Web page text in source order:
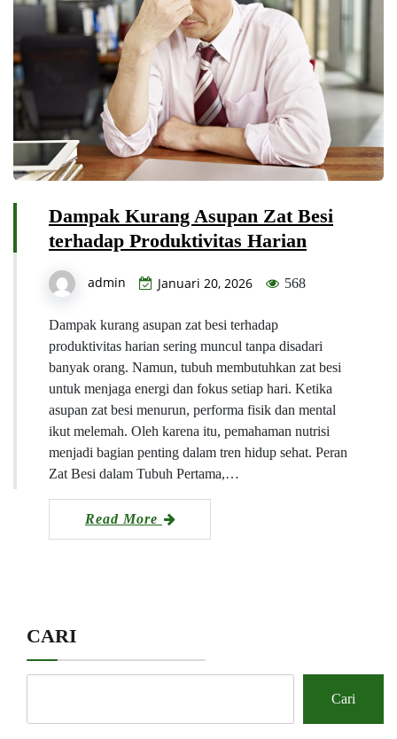
Dampak Kurang Asupan Zat Besi
terhadap Produktivitas Harian
admin Januari 20, 2026 568
Dampak kurang asupan zat besi terhadap
produktivitas harian sering muncul tanpa disadari
banyak orang. Namun, tubuh membutuhkan zat besi
untuk menjaga energi dan fokus setiap hari. Ketika
asupan zat besi menurun, performa fisik dan mental
ikut melemah. Oleh karena itu, pemahaman nutrisi
menjadi bagian penting dalam tren hidup sehat. Peran
Zat Besi dalam Tubuh Pertama,…
Read More
CARI
Cari